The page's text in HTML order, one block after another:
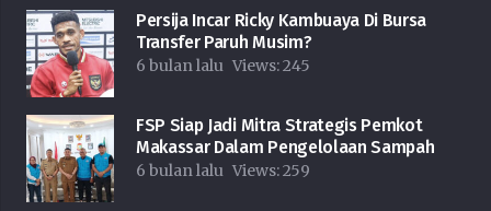
Persija Incar Ricky Kambuaya Di Bursa
Transfer Paruh Musim?
6 bulan lalu Views:245
FSP Siap Jadi Mitra Strategis Pemkot
Makassar Dalam Pengelolaan Sampah
6 bulan lalu Views:259